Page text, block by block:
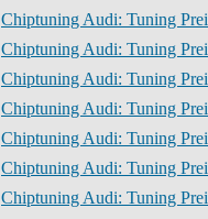
Chiptuning Audi: Tuning
Chiptuning Audi: Tuning
Chiptuning Audi: Tuning
Chiptuning Audi: Tuning
Chiptuning Audi: Tuning
Chiptuning Audi: Tuning
Chiptuning Audi: Tuning